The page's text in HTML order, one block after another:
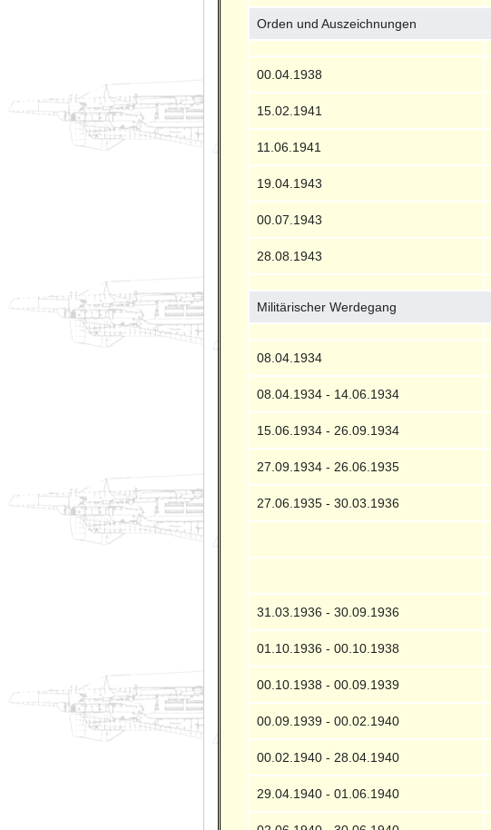
Orden und Auszeichnungen
00.04.1938
15.02.1941
11.06.1941
19.04.1943
00.07.1943
28.08.1943
Militärischer Werdegang
08.04.1934
08.04.1934 - 14.06.1934
15.06.1934 - 26.09.1934
27.09.1934 - 26.06.1935
27.06.1935 - 30.03.1936
31.03.1936 - 30.09.1936
01.10.1936 - 00.10.1938
00.10.1938 - 00.09.1939
00.09.1939 - 00.02.1940
00.02.1940 - 28.04.1940
29.04.1940 - 01.06.1940